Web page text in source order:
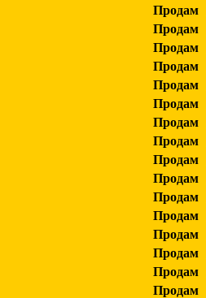
Продам
Продам
Продам
Продам
Продам
Продам
Продам
Продам
Продам
Продам
Продам
Продам
Продам
Продам
Продам
Продам